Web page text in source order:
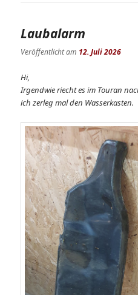
Laubalarm
Veröffentlicht am 12. Juli 2026
Hi,
Irgendwie riecht es im Touran
ich zerleg mal den Wasserkasten.